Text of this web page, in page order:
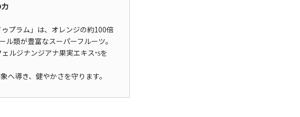
力
プラム」は、オレンジの約100倍
ル類が豊富なスーパーフルーツ。
ルジナンジアナ果実エキス*5を
へ導き、健やかさを守ります。